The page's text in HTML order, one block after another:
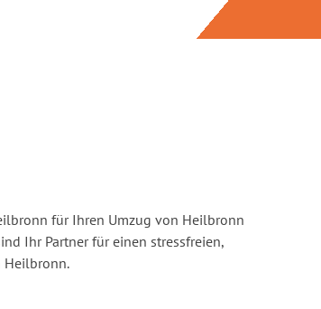
für Ihren Umzug von Heilbronn
Ihr Partner für einen stressfreien,
Heilbronn.